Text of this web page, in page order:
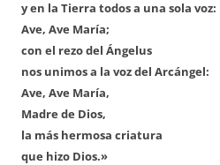
y en la Tierra todos a una sola voz:
Ave, Ave María;
con el rezo del Ángelus
nos unimos a la voz del Arcángel:
Ave, Ave María,
Madre de Dios,
la más hermosa criatura
que hizo Dios.»